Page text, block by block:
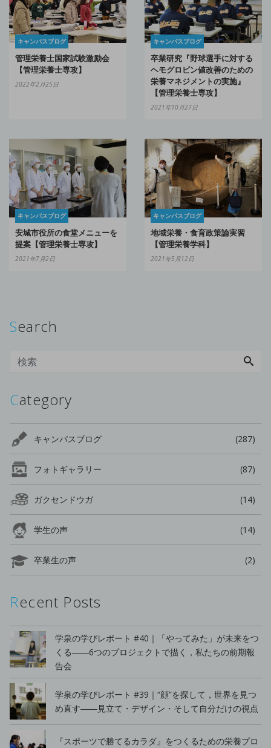
キャンパスブログ
管理栄養士国家試験激励会
【管理栄養士専攻】
2022年2月25日
キャンパスブログ
卒業研究『野球選手に対する
ヘモグロビン値改善のための
栄養マネジメントの実施』
【管理栄養士専攻】
2021年10月27日
キャンパスブログ
安城市役所の食堂メニューを
提案【管理栄養士専攻】
2021年7月2日
キャンパスブログ
地域栄養・食育政策論実習
【管理栄養学科】
2021年5月12日
Search
Category
キャンパスブログ (287)
フォトギャラリー (87)
ガクセンドウガ (14)
学生の声 (14)
卒業生の声 (2)
Recent Posts
学泉の学びレポート #40｜「やってみた」が未来をつ
くる――6つのプロジェクトで描く，私たちの前期報
告会
学泉の学びレポート #39｜“顔”を探して，世界を見つ
め直す――見立て・デザイン・そして自分だけの視点
『スポーツで勝てるカラダ』をつくるための栄養プロ